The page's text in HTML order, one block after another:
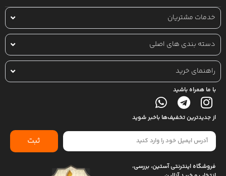
خدمات مشتریان
دسته بندی های اصلی
راهنمای خرید
با ما همراه باشید
از جدیدترین تخفیف‌ها باخبر شوید
ثبت
فروشگاه اینترنتی آستین، بررسی،